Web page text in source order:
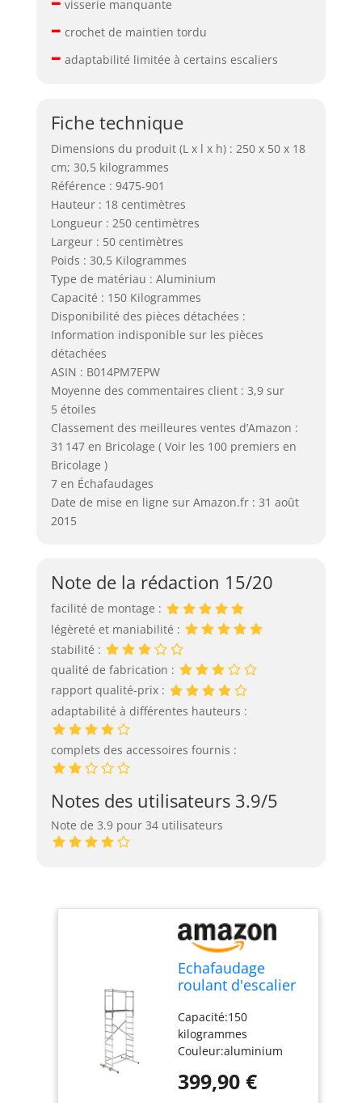
visserie manquante
– crochet de maintien tordu
– adaptabilité limitée à certains escaliers
Fiche technique
Dimensions du produit (L x l x h) : 250 x 50 x 18
cm; 30,5 kilogrammes
Référence : 9475-901
Hauteur : 18 centimètres
Longueur : 250 centimètres
Largeur : 50 centimètres
Poids : 30,5 Kilogrammes
Type de matériau : Aluminium
Capacité : 150 Kilogrammes
Disponibilité des pièces détachées :
Information indisponible sur les pièces
détachées
ASIN : B014PM7EPW
Moyenne des commentaires client : 3,9 sur
5 étoiles
Classement des meilleures ventes d’Amazon :
31 147 en Bricolage ( Voir les 100 premiers en
Bricolage )
7 en Échafaudages
Date de mise en ligne sur Amazon.fr : 31 août
2015
Note de la rédaction 15/20
facilité de montage :
légèreté et maniabilité :
stabilité :
qualité de fabrication :
rapport qualité-prix :
adaptabilité à différentes hauteurs :
complets des accessoires fournis :
Notes des utilisateurs 3.9/5
Note de 3.9 pour 34 utilisateurs
Echafaudage
roulant d'escalier
extérieur
2,5m/4,5m en
aluminium Hailo
HobbyStep H5
Capacité:150
kilogrammes
Couleur:aluminium
:18 x 250 x 50
399,90 €